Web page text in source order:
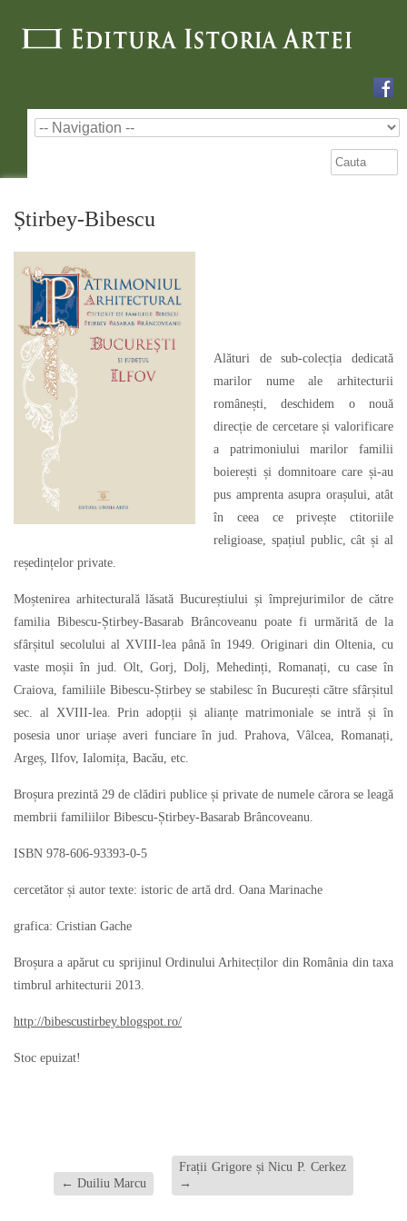
Știrbey-Bibescu
Alături de sub-colecția dedicată
marilor nume ale arhitecturii
românești, deschidem o nouă
direcție de cercetare și valorificare
a patrimoniului marilor familii
boierești și domnitoare care și-au
pus amprenta asupra orașului, atât
în ceea ce privește ctitoriile
religioase, spațiul public, cât și al
reședințelor private.
Moștenirea arhitecturală lăsată Bucureștiului și împrejurimilor de către
familia Bibescu-Știrbey-Basarab Brâncoveanu poate fi urmărită de la
sfârșitul secolului al XVIII-lea până în 1949. Originari din Oltenia, cu
vaste moșii în jud. Olt, Gorj, Dolj, Mehedinți, Romanați, cu case în
Craiova, familiile Bibescu-Știrbey se stabilesc în București către sfârșitul
sec. al XVIII-lea. Prin adopții și alianțe matrimoniale se intră și în
posesia unor uriașe averi funciare în jud. Prahova, Vâlcea, Romanați,
Argeș, Ilfov, Ialomița, Bacău, etc.
Broșura prezintă 29 de clădiri publice și private de numele cărora se leagă
membrii familiilor Bibescu-Știrbey-Basarab Brâncoveanu.
ISBN 978-606-93393-0-5
cercetător și autor texte: istoric de artă drd. Oana Marinache
grafica: Cristian Gache
Broșura a apărut cu sprijinul Ordinului Arhitecților din România din taxa
timbrul arhitecturii 2013.
http://bibescustirbey.blogspot.ro/
Stoc epuizat!
← Duiliu Marcu
Frații Grigore și Nicu P. Cerkez
→